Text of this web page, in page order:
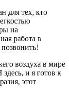
для тех, кто
на
работа в
воздуха в мире
и я готов к
этот